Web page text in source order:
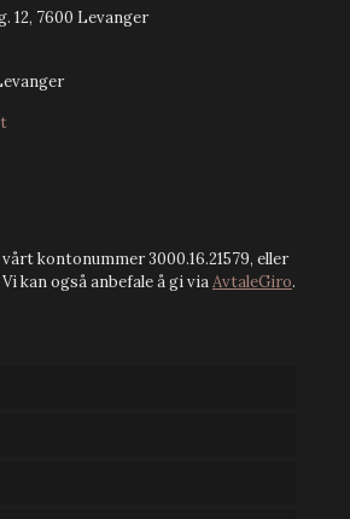
12, 7600 Levanger
kontonummer 3000.16.21579, eller
kan også anbefale å gi viaAvtaleGiro.